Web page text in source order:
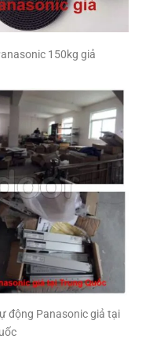
150kg giả
động Panasonic giả tại